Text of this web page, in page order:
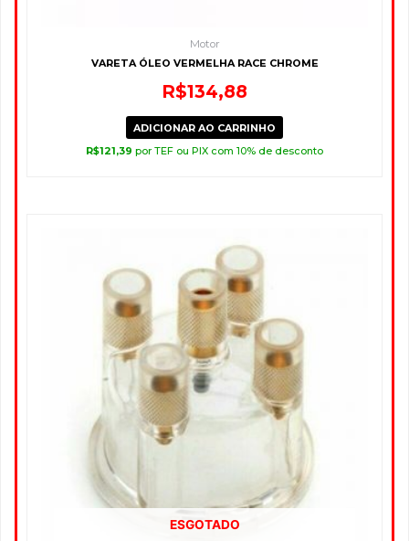
Motor
VARETA ÓLEO VERMELHA RACE CHROME
R$134,88
ADICIONAR AO CARRINHO
R$121,39 por TEF ou PIX com 10% de desconto
ESGOTADO